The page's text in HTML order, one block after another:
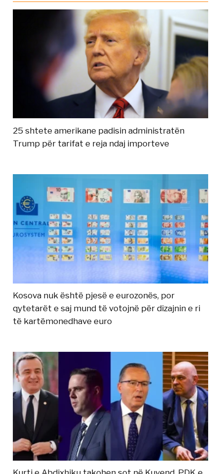
25 shtete amerikane padisin administratën
Trump për tarifat e reja ndaj importeve
Kosova nuk është pjesë e eurozonës, por
qytetarët e saj mund të votojnë për dizajnin e ri
të kartëmonedhave euro